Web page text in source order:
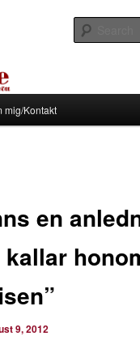
mig/Kontakt
en
9, 2012